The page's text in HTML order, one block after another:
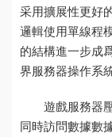
采用擴展性更好
邏輯使用單線程
的結構進一步成
界服務器操作系
遊戲服務器壓
同時訪問數據數